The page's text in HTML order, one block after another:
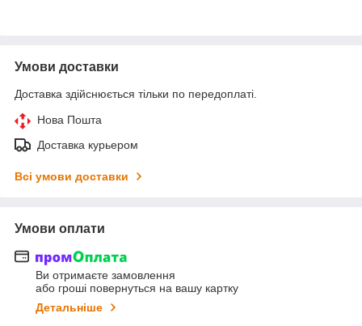
Умови доставки
Доставка здійснюється тільки по передоплаті.
Нова Пошта
Доставка курьером
Всі умови доставки
Умови оплати
Ви отримаєте замовлення
або гроші повернуться на вашу картку
Детальніше